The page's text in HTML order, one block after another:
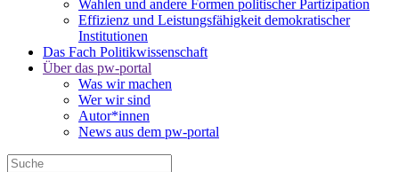
Wahlen und andere Formen politischer Partizipation
Effizienz und Leistungsfähigkeit demokratischer
Institutionen
Das Fach Politikwissenschaft
Über das pw-portal
Was wir machen
Wer wir sind
Autor*innen
News aus dem pw-portal